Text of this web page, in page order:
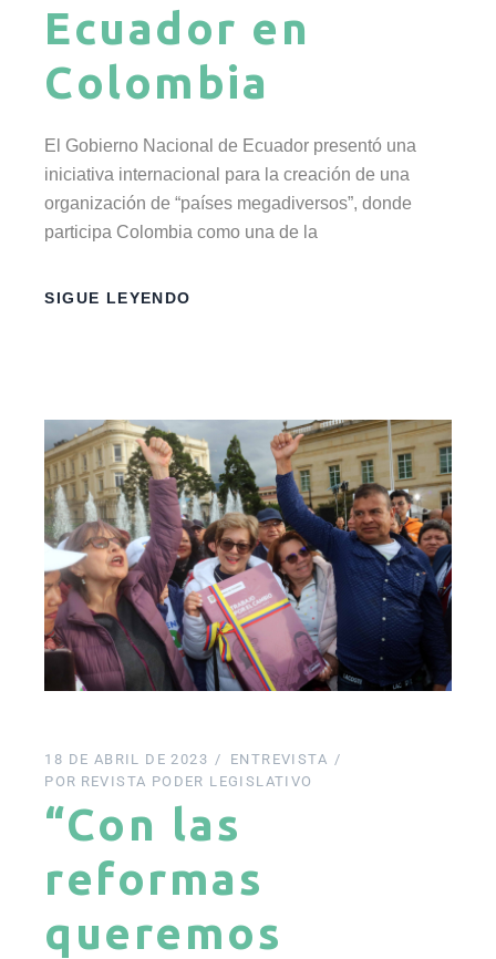
Ecuador en
Colombia
El Gobierno Nacional de Ecuador presentó una
iniciativa internacional para la creación de una
organización de “países megadiversos”, donde
participa Colombia como una de la
SIGUE LEYENDO
18 DE ABRIL DE 2023
ENTREVISTA
POR REVISTA PODER LEGISLATIVO
“Con las
reformas
queremos